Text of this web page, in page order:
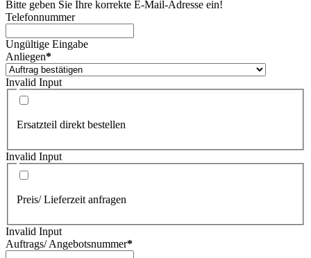
Bitte geben Sie Ihre korrekte E-Mail-Adresse ein!
Telefonnummer
Ungültige Eingabe
Anliegen*
Invalid Input
Ersatzteil direkt bestellen
Invalid Input
Preis/ Lieferzeit anfragen
Invalid Input
Auftrags/ Angebotsnummer*